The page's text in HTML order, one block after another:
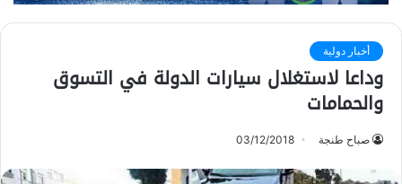
أخبار دولية
وداعا لاستغلال سيارات الدولة في التسوق
والحمامات
صباح طنجة 03/12/2018